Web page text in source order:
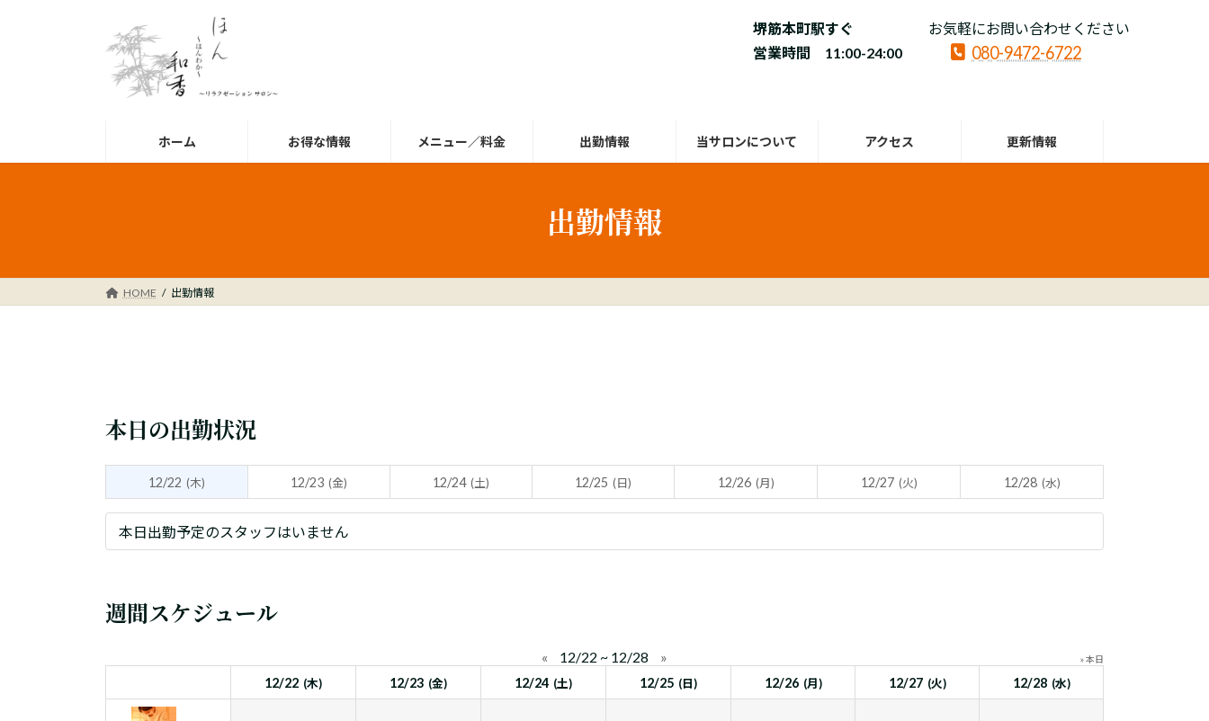
キ
に
堺筋本町駅すぐ
営業時間 11:00-24:00
お気軽にお問い合わせください
080-9472-6722
ホーム お得な情報 メニュー／料金 出勤情報 当サロンについて アクセス 更新情報
出勤情報
HOME 出勤情報
本日の出勤状況
12/22 (木) 12/23 (金) 12/24 (土) 12/25 (日) 12/26 (月) 12/27 (火) 12/28 (水)
本日出勤予定のスタッフはいません
週間スケジュール
« 12/22 ~ 12/28 » » 本日
12/22 (木) 12/23 (金) 12/24 (土) 12/25 (日) 12/26 (月) 12/27 (火) 12/28 (水)